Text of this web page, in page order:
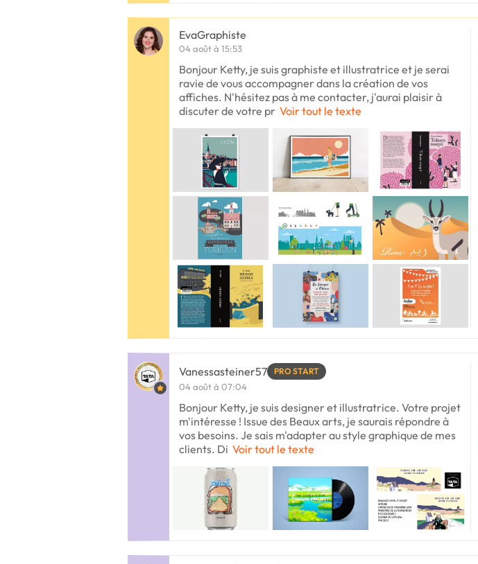
EvaGraphiste
04 août à 15:53
Bonjour Ketty, je suis graphiste et illustratrice et je serai
ravie de vous accompagner dans la création de vos
affiches. N'hésitez pas à me contacter, j'aurai plaisir à
discuter de votre pr Voir tout le texte
Vanessasteiner57 PRO START
04 août à 07:04
Bonjour Ketty, je suis designer et illustratrice. Votre projet
m'intéresse ! Issue des Beaux arts, je saurais répondre à
vos besoins. Je sais m'adapter au style graphique de mes
clients. Di Voir tout le texte